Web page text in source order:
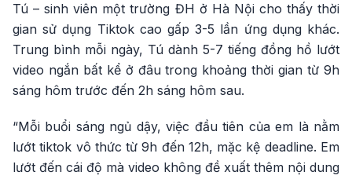
Tú – sinh viên một trường ĐH ở Hà Nội cho thấy thời
gian sử dụng Tiktok cao gấp 3-5 lần ứng dụng khác.
Trung bình mỗi ngày, Tú dành 5-7 tiếng đồng hồ lướt
video ngắn bất kể ở đâu trong khoảng thời gian từ 9h
sáng hôm trước đến 2h sáng hôm sau.
“Mỗi buổi sáng ngủ dậy, việc đầu tiên của em là nằm
lướt tiktok vô thức từ 9h đến 12h, mặc kệ deadline. Em
lướt đến cái độ mà video không đề xuất thêm nội dung